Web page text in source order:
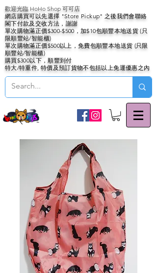
歡迎光臨 HoHo Shop 可可店
網店購買可以先選擇 "Store Pickup" 之後我們會聯絡
閣下付款及交收方法，謝謝
單次購物滿正價$300-$500，加$10包順豐本地送貨 (只
限順豐站/智能櫃)
單次購物滿正價$500以上，免費包順豐本地送貨 (只限
順豐站/智能櫃)
購買$300以下，順豐到付
特大/特重件, 特價及預訂貨物不包括以上免運優惠之內